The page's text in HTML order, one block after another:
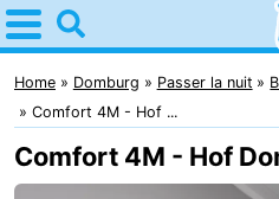
Home
Domburg
Astuces
Avec
Home Domburg Passer la nuit
Comfort 4M - Hof ...
Comfort 4M - Hof